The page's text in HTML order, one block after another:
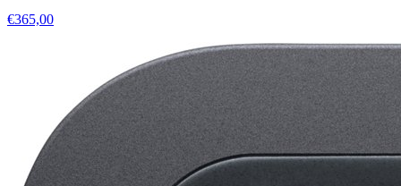
€365,00